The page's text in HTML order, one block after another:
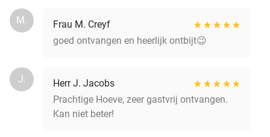
M.
Frau M. Creyf
goed ontvangen en heerlijk ontbijt😉
J.
Herr J. Jacobs
Prachtige Hoeve, zeer gastvrij ontvangen.
Kan niet beter!